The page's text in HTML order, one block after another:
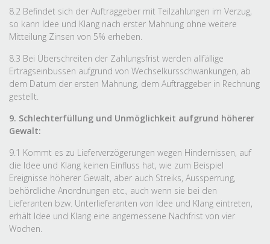
8.2 Befindet sich der Auftraggeber mit Teilzahlungen im Verzug,
so kann Idee und Klang nach erster Mahnung ohne weitere
Mitteilung Zinsen von 5% erheben.
8.3 Bei Überschreiten der Zahlungsfrist werden allfällige
Ertragseinbussen aufgrund von Wechselkursschwankungen, ab
dem Datum der ersten Mahnung, dem Auftraggeber in Rechnung
gestellt.
9. Schlechterfüllung und Unmöglichkeit aufgrund höherer
Gewalt:
9.1 Kommt es zu Lieferverzögerungen wegen Hindernissen, auf
die Idee und Klang keinen Einfluss hat, wie zum Beispiel
Ereignisse höherer Gewalt, aber auch Streiks, Aussperrung,
behördliche Anordnungen etc., auch wenn sie bei den
Lieferanten bzw. Unterlieferanten von Idee und Klang eintreten,
erhält Idee und Klang eine angemessene Nachfrist von vier
Wochen.